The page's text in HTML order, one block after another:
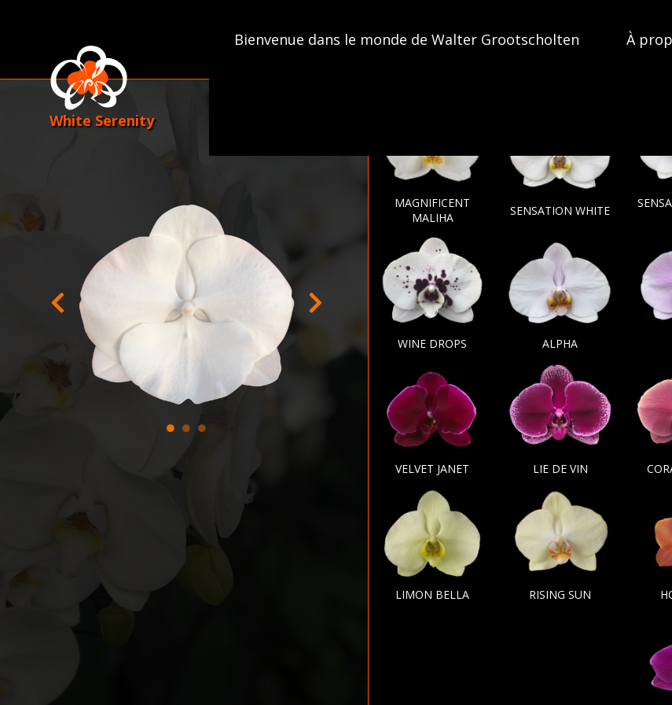
Bienvenue dans le monde de Walter Grootscholten À
White Serenity
MAGNIFICENT
MALIHA
SENSATION WHITE
WINE DROPS ALPHA
VELVET JANET LIE DE VIN
LIMON BELLA RISING SUN